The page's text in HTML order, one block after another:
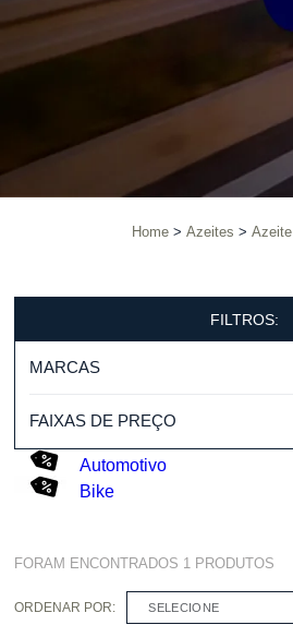
Home Azeites Azeite
FILTROS:
MARCAS
FAIXAS DE PREÇO
Automotivo
Bike
FORAM ENCONTRADOS 1 PRODUTOS
ORDENAR POR: SELECIONE